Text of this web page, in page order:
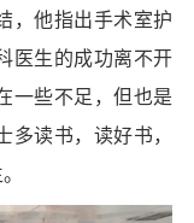
，他指出手术室护
医生的成功离不开
一些不足，但也是
读书，读好书，